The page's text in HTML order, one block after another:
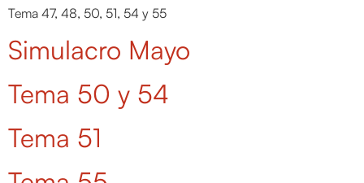
Tema 47, 48, 50, 51, 54 y 55
Simulacro Mayo
Tema 50 y 54
Tema 51